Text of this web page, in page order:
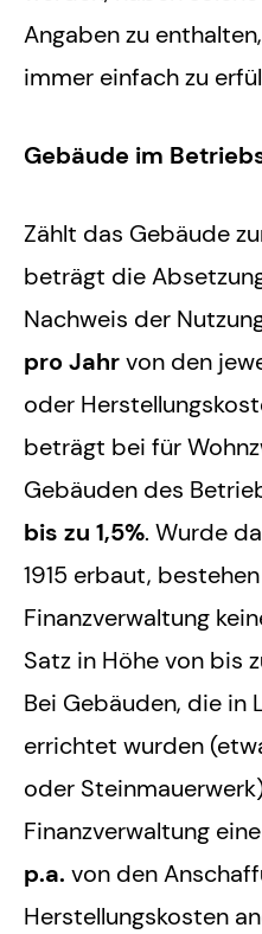
Angaben zu
immer einfach zu
Gebäude im
Zählt das Gebäude
beträgt die
Nachweis der
pro Jahrvon den
oder
beträgt bei für
Gebäuden des
bis zu 1,5%. Wurde
1915 erbaut,
Finanzverwaltung
Satz in Höhe von bis
Bei Gebäuden, die in
errichtet wurden
oder
Finanzverwaltung
p.a. von den
Herstellungskosten